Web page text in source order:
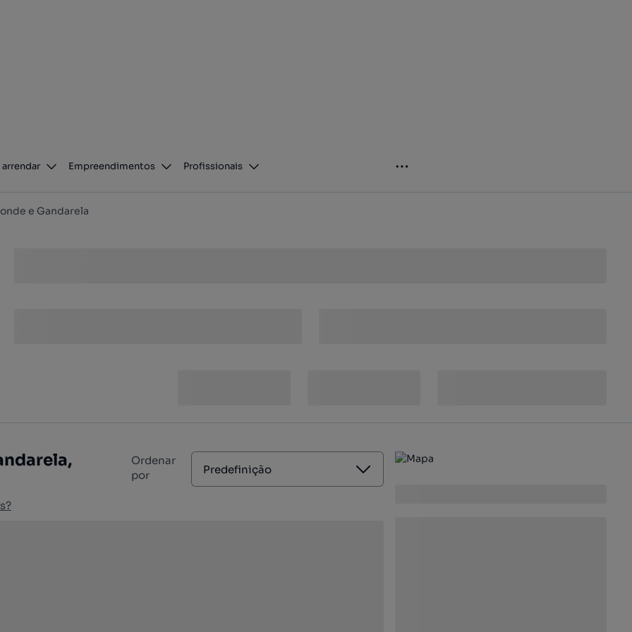
arrendar Empreendimentos Profissionais
e Gandarela
Ordenar
por
Predefinição